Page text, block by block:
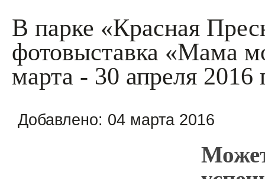
В парке «Красная
фотовыставка «Мама
марта - 30 апреля 2016
Добавлено: 04 марта 2016